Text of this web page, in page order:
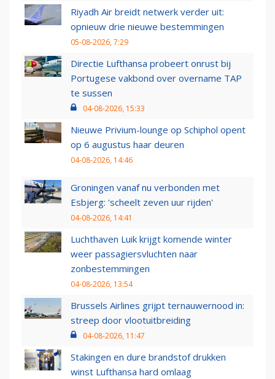
Riyadh Air breidt netwerk verder uit:
opnieuw drie nieuwe bestemmingen
05-08-2026, 7:29
Directie Lufthansa probeert onrust bij
Portugese vakbond over overname TAP
te sussen
04-08-2026, 15:33
Nieuwe Privium-lounge op Schiphol opent
op 6 augustus haar deuren
04-08-2026, 14:46
Groningen vanaf nu verbonden met
Esbjerg: 'scheelt zeven uur rijden'
04-08-2026, 14:41
Luchthaven Luik krijgt komende winter
weer passagiersvluchten naar
zonbestemmingen
04-08-2026, 13:54
Brussels Airlines grijpt ternauwernood in:
streep door vlootuitbreiding
04-08-2026, 11:47
Stakingen en dure brandstof drukken
winst Lufthansa hard omlaag